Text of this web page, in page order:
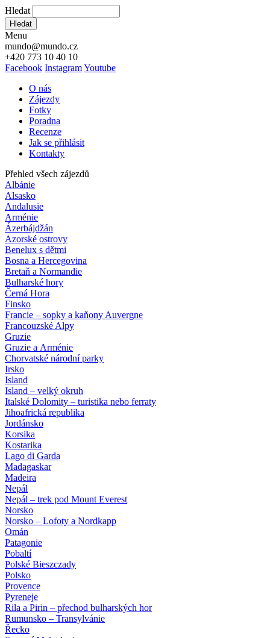
Hledat
Hledat
Menu
mundo@mundo.cz
+420 773 10 40 10
Facebook InstagramYoutube
O nás
Zájezdy
Fotky
Poradna
Recenze
Jak se přihlásit
Kontakty
Přehled všech zájezdů
Albánie
Alsasko
Andalusie
Arménie
Ázerbájdžán
Azorské ostrovy
Benelux s dětmi
Bosna a Hercegovina
Bretaň a Normandie
Bulharské hory
Černá Hora
Finsko
Francie – sopky a kaňony Auvergne
Francouzské Alpy
Gruzie
Gruzie a Arménie
Chorvatské národní parky
Irsko
Island
Island – velký okruh
Italské Dolomity – turistika nebo ferraty
Jihoafrická republika
Jordánsko
Korsika
Kostarika
Lago di Garda
Madagaskar
Madeira
Nepál
Nepál – trek pod Mount Everest
Norsko
Norsko – Lofoty a Nordkapp
Omán
Patagonie
Pobaltí
Polské Bieszczady
Polsko
Provence
Pyreneje
Rila a Pirin – přechod bulharských hor
Rumunsko – Transylvánie
Řecko